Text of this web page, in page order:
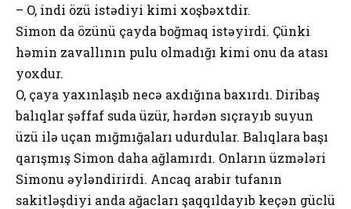
– O, indi özü istədiyi kimi xoşbəxtdir.
Simon da özünü çayda boğmaq istəyirdi. Çünki
həmin zavallının pulu olmadığı kimi onu da atası
yoxdur.
O, çaya yaxınlaşıb necə axdığına baxırdı. Diribaş
balıqlar şəffaf suda üzür, hərdən sıçrayıb suyun
üzü ilə uçan mığmığaları udurdular. Balıqlara başı
qarışmış Simon daha ağlamırdı. Onların üzmələri
Simonu əyləndirirdi. Ancaq arabir tufanın
sakitləşdiyi anda ağacları şaqqıldayıb keçən güclü